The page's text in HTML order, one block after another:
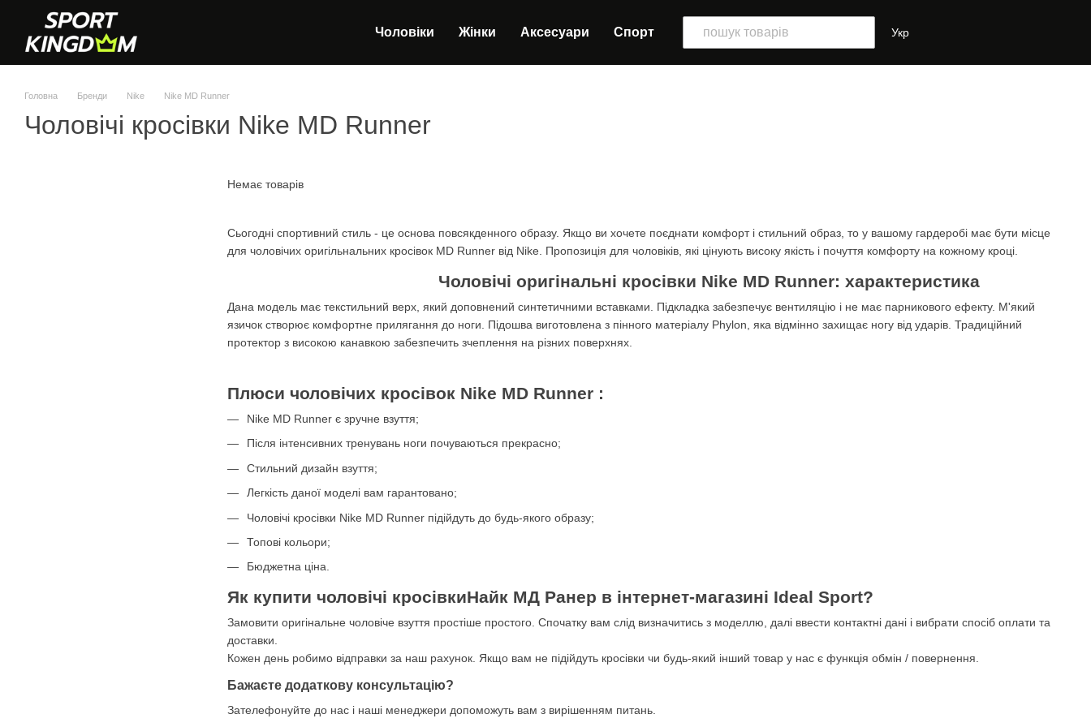
Перейти до основного контенту
Чоловіки Жінки Аксесуари Спорт Укр
Головна Бренди Nike Nike MD Runner
Чоловічі кросівки Nike MD Runner
Сьогодні спортивний стиль - це основа повсякденного образу. Якщо ви хочете поєднати комфорт і стильний образ, то у вашому гардеробі має бути місце
для чоловічих оригільнальних кросівок MD Runner від Nike. Пропозиція для чоловіків, які цінують високу якість і почуття комфорту на кожному кроці.
Чоловічі оригінальні кросівки Nike MD Runner: характеристика
Дана модель має текстильний верх, який доповнений синтетичними вставками. Підкладка забезпечує вентиляцію і не має парникового ефекту. М'який
язичок створює комфортне прилягання до ноги. Підошва виготовлена з пінного матеріалу Phylon, яка відмінно захищає ногу від ударів. Традиційний
протектор з високою канавкою забезпечить зчеплення на різних поверхнях.
Плюси чоловічих кросівок Nike MD Runner :
Nike MD Runner є зручне взуття;
Після інтенсивних тренувань ноги почуваються прекрасно;
Стильний дизайн взуття;
Легкість даної моделі вам гарантовано;
Чоловічі кросівки Nike MD Runner підійдуть до будь-якого образу;
Топові кольори;
Бюджетна ціна.
Як купити чоловічі кросівкиНайк МД Ранер в інтернет-магазині Ideal Sport?
Замовити оригінальне чоловіче взуття простіше простого. Спочатку вам слід визначитись з моделлю, далі ввести контактні дані і вибрати спосіб оплати та
доставки.
Кожен день робимо відправки за наш рахунок. Якщо вам не підійдуть кросівки чи будь-який інший товар у нас є функція обмін / повернення.
Бажаєте додаткову консультацію?
Зателефонуйте до нас і наші менеджери допоможуть вам з вирішенням питань.
Немає товарів